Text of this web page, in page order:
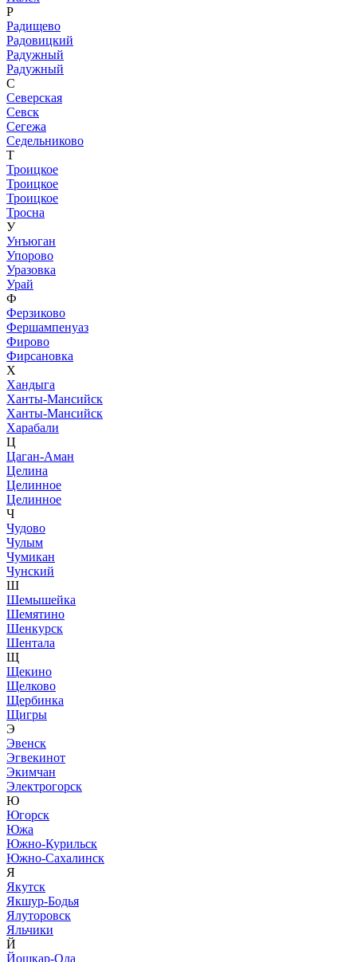
Р
Радищево
Радовицкий
Радужный
Радужный
С
Северская
Севск
Сегежа
Седельниково
Т
Троицкое
Троицкое
Троицкое
Тросна
У
Унъюган
Упорово
Уразовка
Урай
Ф
Ферзиково
Фершампенуаз
Фирово
Фирсановка
Х
Хандыга
Ханты-Мансийск
Ханты-Мансийск
Харабали
Ц
Цаган-Аман
Целина
Целинное
Целинное
Ч
Чудово
Чулым
Чумикан
Чунский
Ш
Шемышейка
Шемятино
Шенкурск
Шентала
Щ
Щекино
Щелково
Щербинка
Щигры
Э
Эвенск
Эгвекинот
Экимчан
Электрогорск
Ю
Югорск
Южа
Южно-Курильск
Южно-Сахалинск
Я
Якутск
Якшур-Бодья
Ялуторовск
Яльчики
Й
Йошкар-Ола